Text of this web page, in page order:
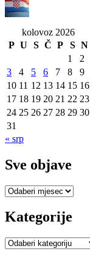
kolovoz 2026
P U S Č P S N
1
2
3
4 5 6 7 8
9
10 11 12 13 14 15 16
17 18 19 20 21 22 23
24 25 26 27 28 29 30
31
« srp
Sve objave
Sve
Kategorije
Kategorije